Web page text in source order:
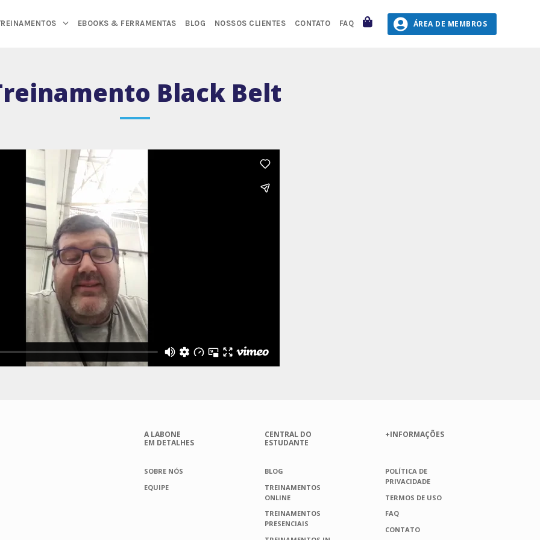
EBOOKS & FERRAMENTAS BLOG NOSSOS CLIENTES CONTATO FAQ CARRINHO ÁREA DE MEMBROS
Black Belt
A LABONE
EM DETALHES
SOBRE NÓS
EQUIPE
CENTRAL DO
ESTUDANTE
BLOG
TREINAMENTOS
ONLINE
TREINAMENTOS
PRESENCIAIS
+INFORMAÇÕES
POLÍTICA DE
PRIVACIDADE
TERMOS DE USO
FAQ
CONTATO